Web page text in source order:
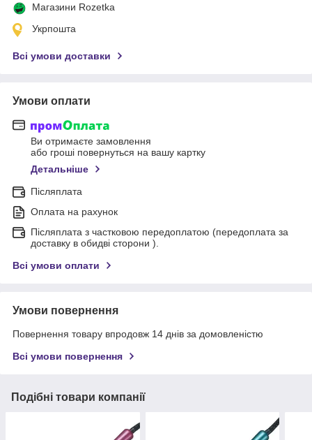
Магазини Rozetka
Укрпошта
Всі умови доставки
Умови оплати
Ви отримаєте замовлення
або гроші повернуться на вашу картку
Детальніше
Післяплата
Оплата на рахунок
Післяплата з частковою передоплатою (передоплата за
доставку в обидві сторони ).
Всі умови оплати
Умови повернення
Повернення товару впродовж 14 днів за домовленістю
Всі умови повернення
Подібні товари компанії